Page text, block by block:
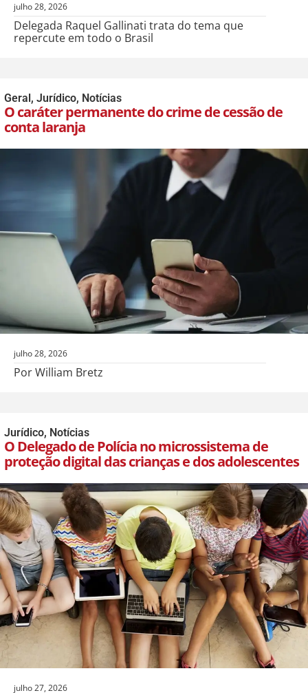
julho 28, 2026
Delegada Raquel Gallinati trata do tema que
repercute em todo o Brasil
Geral , Jurídico, Notícias
O caráter permanente do crime de cessão de
conta laranja
julho 28, 2026
Por William Bretz
Jurídico, Notícias
O Delegado de Polícia no microssistema de
proteção digital das crianças e dos adolescentes
julho 27, 2026